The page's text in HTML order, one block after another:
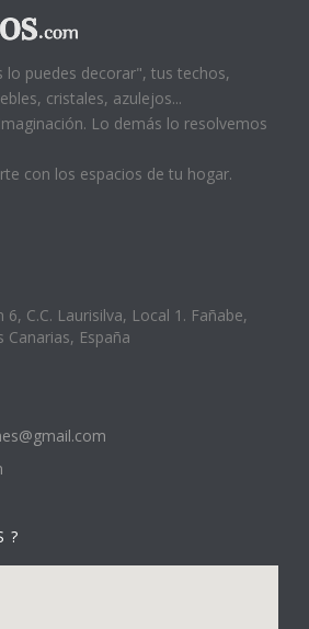
lo puedes decorar", tus techos,
cristales, azulejos...
Lo demás lo resolvemos
con los espacios de tu hogar.
C.C. Laurisilva, Local 1. Fañabe,
Canarias, España
?